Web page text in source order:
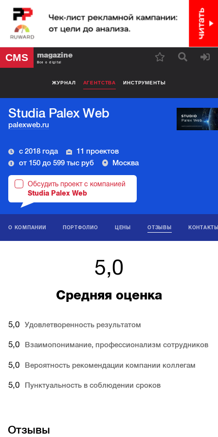
CMS magazine
Все о digital
ЖУРНАЛ АГЕНТСТВА ИНСТРУМЕНТЫ
Studia Palex Web
palexweb.ru
с 2018 года
11 проектов
от 150 до 599 тыс руб
Москва
Обсудить проект с компанией
Studia Palex Web
О КОМПАНИИ ПОРТФОЛИО ЦЕНЫ ОТЗЫВЫ
5,0
Средняя оценка
5,0 Удовлетворенность результатом
5,0 Взаимопонимание, профессионализм сотрудников
5,0 Вероятность рекомендации компании коллегам
5,0 Пунктуальность в соблюдении сроков
Отзывы